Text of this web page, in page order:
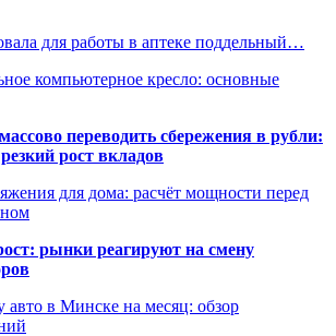
для работы в аптеке поддельный…
компьютерное кресло: основные
переводить сбережения в рубли:
рост вкладов
для дома: расчёт мощности перед
рынки реагируют на смену
авто в Минске на месяц: обзор